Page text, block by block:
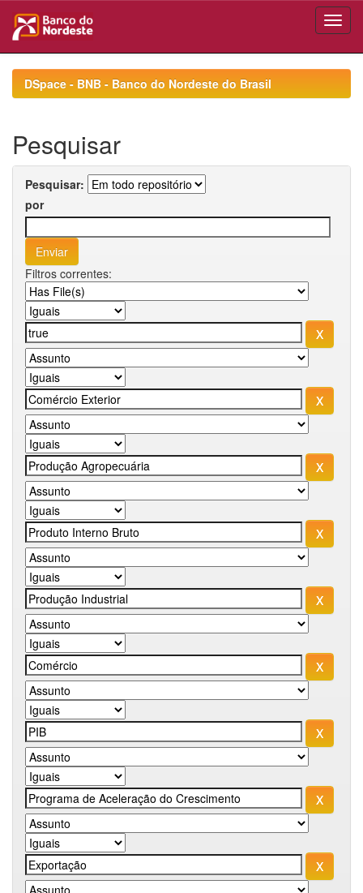
navigationDSpace - BNB - Banco do Nordeste do Brasil
Pesquisar
Pesquisar:
por
Filtros correntes: